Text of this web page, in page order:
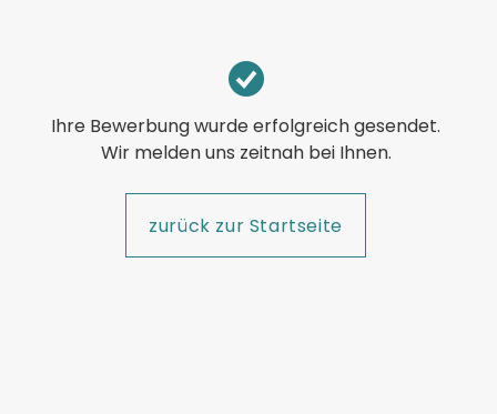
Ihre Bewerbung wurde erfolgreich gesendet.
Wir melden uns zeitnah bei Ihnen.
zurück zur Startseite